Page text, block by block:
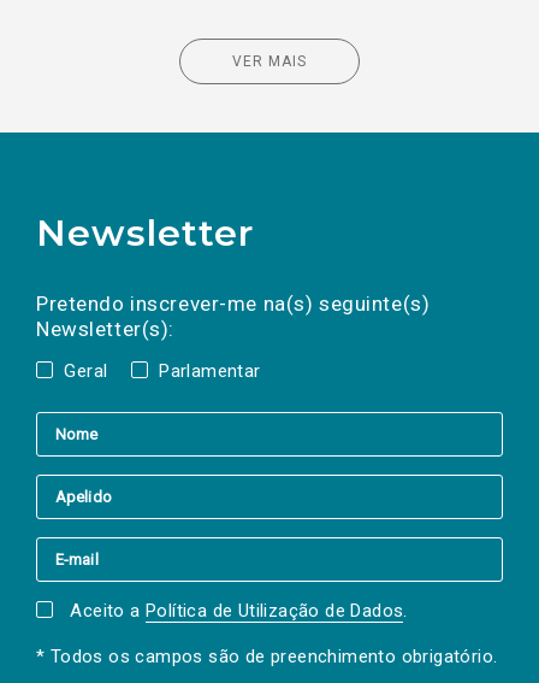
VER MAIS
Newsletter
Pretendo inscrever-me na(s) seguinte(s)
Newsletter(s):
Geral Parlamentar
a(s) newsletter(s).
mail
Aceito a Política de Utilização de Dados.
* Todos os campos são de preenchimento obrigatório.